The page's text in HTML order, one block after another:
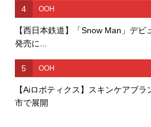
4 OOH
【西日本鉄道】「Snow Man」デ
発売に...
5 OOH
【Aiロボティクス】スキンケアブ
市で展開